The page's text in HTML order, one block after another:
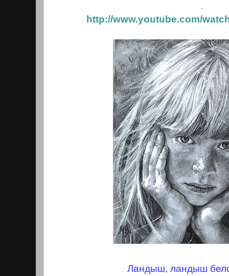
.
http://www.youtube.com/
.
.
Ландыш, ландыш